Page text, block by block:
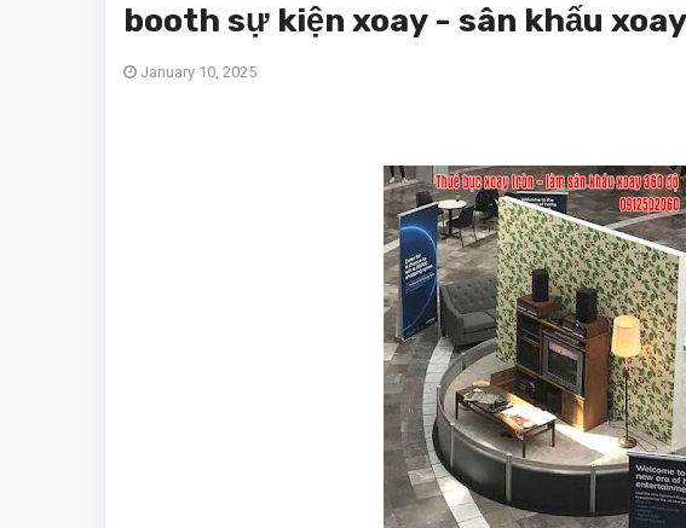
booth sự kiện xoay - sân khấu xoay
January 10, 2025